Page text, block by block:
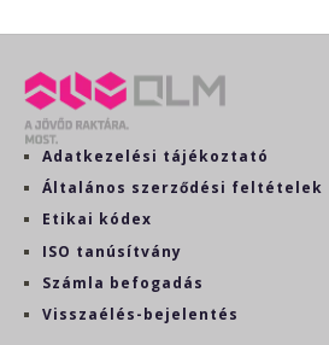
Adatkezelési tájékoztató
Általános szerződési feltételek
Etikai kódex
ISO tanúsítvány
Számla befogadás
Visszaélés-bejelentés